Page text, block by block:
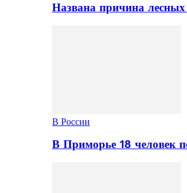
Названа причина
В России
В Приморье 18 человек